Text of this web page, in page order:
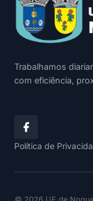
Trabalhamos
com eficiência,
Política de